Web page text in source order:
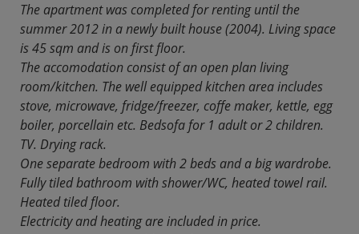
The apartment was completed for renting until the
summer 2012 in a newly built house (2004). Living space
is 45 sqm and is on first floor.
The accomodation consist of an open plan living
room/kitchen. The well equipped kitchen area includes
stove, microwave, fridge/freezer, coffe maker, kettle, egg
boiler, porcellain etc. Bedsofa for 1 adult or 2 children.
TV. Drying rack.
One separate bedroom with 2 beds and a big wardrobe.
Fully tiled bathroom with shower/WC, heated towel rail.
Heated tiled floor.
Electricity and heating are included in price.